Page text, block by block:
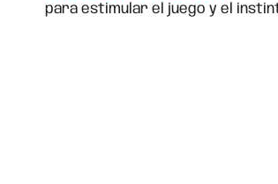
para estimular el juego y el